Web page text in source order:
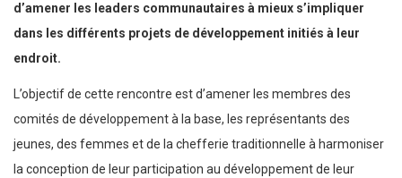
d’amener les leaders communautaires à mieux s’impliquer
dans les différents projets de développement initiés à leur
endroit.
L’objectif de cette rencontre est d’amener les membres des
comités de développement à la base, les représentants des
jeunes, des femmes et de la chefferie traditionnelle à harmoniser
la conception de leur participation au développement de leur